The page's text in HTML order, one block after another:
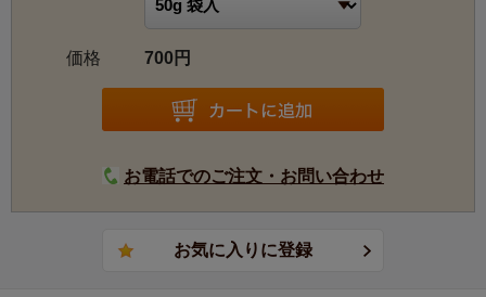
価格 700円
お電話でのご注文・お問い合わせ